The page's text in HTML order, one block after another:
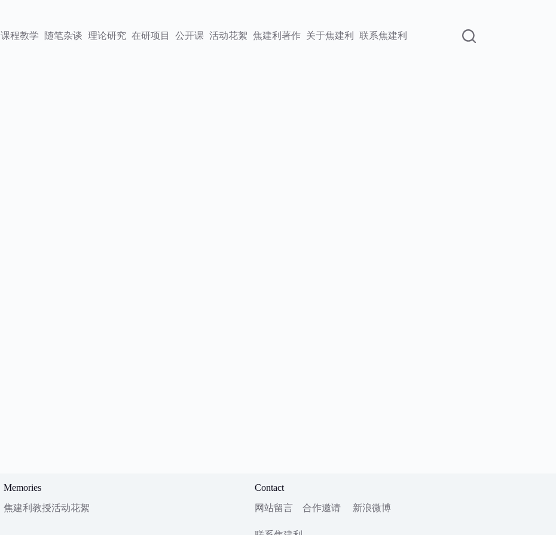
课程教学 随笔杂谈 理论研究 在研项目 公开课 活动花絮 焦建利著作 关于焦建利 联系焦建利
Memories
焦建利教授活动花絮
Contact
网站留言
合作邀请 新浪微博